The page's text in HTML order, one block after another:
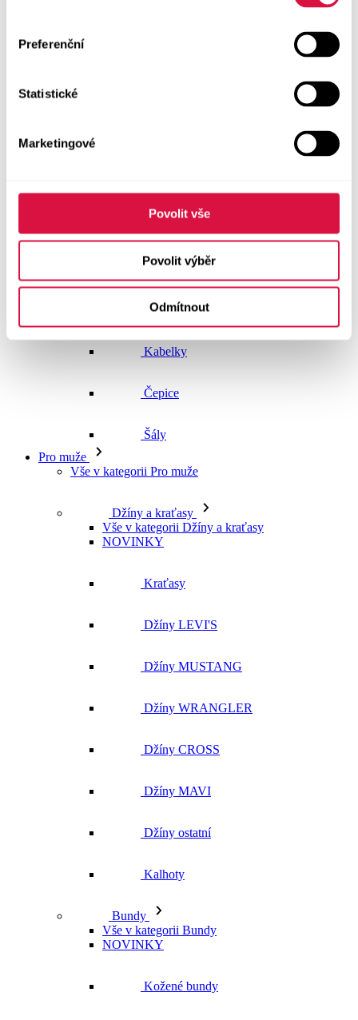
Preferenční
Statistické
Marketingové
Povolit vše
Povolit výběr
Odmítnout
Boty GEOX
Pásky
Peněženky
Kabelky
Čepice
Šály
Pro muže
Vše v kategorii Pro muže
Džíny a kraťasy
Vše v kategorii Džíny a kraťasy
NOVINKY
Kraťasy
Džíny LEVI'S
Džíny MUSTANG
Džíny WRANGLER
Džíny CROSS
Džíny MAVI
Džíny ostatní
Kalhoty
Bundy
Vše v kategorii Bundy
NOVINKY
Kožené bundy